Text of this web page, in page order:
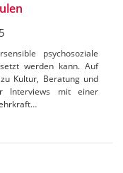
psychosoziale
werden kann. Auf
Kultur, Beratung und
Interviews mit einer